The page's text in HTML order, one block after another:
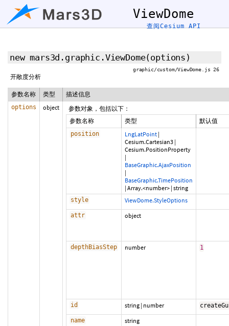
ViewDome
查阅Cesium API
new mars3d.graphic.ViewDome(options)
graphic/custom/ViewDome.js 26
开敞度分析
参数名称 类型 描述信息
options object
参数对象，包括以下：
参数名称
类型 默认值
position LngLatPoint |
Cesium.Cartesian3 |
Cesium.PositionProperty
|
BaseGraphic.AjaxPosition
|
BaseGraphic.TimePosition
| Array.<number> | string
style ViewDome.StyleOptions
attr object
depthBiasStep number 1
id string | number
name string